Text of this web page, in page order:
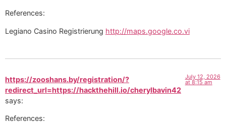
References:
Legiano Casino Registrierung http://maps.google.co.vi
https://zooshans.by/registration/?
redirect_url=https://hackthehill.io/cherylbavin42
says:
July 12, 2026
at 8:15 am
References: